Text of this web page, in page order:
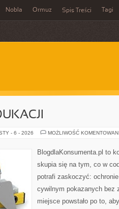
Nobla Ormuz Spis Treści Tagi
- 6 - 2026 MOŻLIWOŚĆ
BlogdlaKonsumenta.pl to
skupia się na tym, co w
potrafi zaskoczyć:
cywilnym pokazanych bez
miejsce powstało po to,